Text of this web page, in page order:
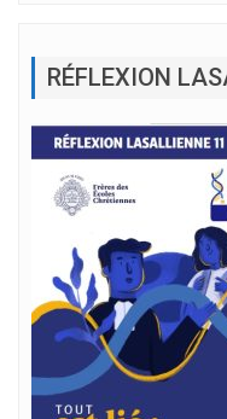
RÉFLEXION